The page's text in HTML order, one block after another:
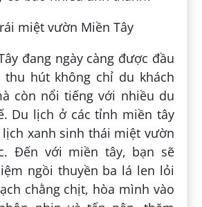
miệt vườn Miền Tây
đang ngày càng được đầu
hút không chỉ du khách
còn nổi tiếng với nhiều du
Du lịch ở các tỉnh miền tây
xanh sinh thái miệt vườn
Đến với miền tây, bạn sẽ
ngồi thuyền ba lá len lỏi
chằng chịt, hòa mình vào